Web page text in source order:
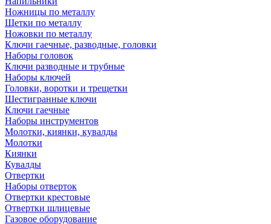
Ножницы по металлу
Щетки по металлу
Ножовки по металлу
Ключи гаечные, разводные, головки
Наборы головок
Ключи разводные и трубные
Наборы ключей
Головки, воротки и трещетки
Шестигранные ключи
Ключи гаечные
Наборы инструментов
Молотки, киянки, кувалды
Молотки
Киянки
Кувалды
Отвертки
Наборы отверток
Отвертки крестовые
Отвертки шлицевые
Газовое оборудование